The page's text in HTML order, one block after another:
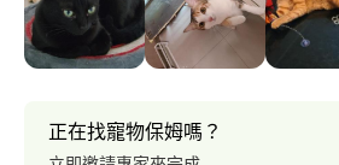
路購買寄到家中），家裡格局是三房兩衛
家都是到處跑，除了浴室跟陽台（潮濕怕
過浪浪中途（已送養），隨後收編了貓媽
107年底則幫友人代養過賓士貓約3週（也
間也幫人短暫寄養過貓，108年五月初撿
正在找寵物保姆嗎？